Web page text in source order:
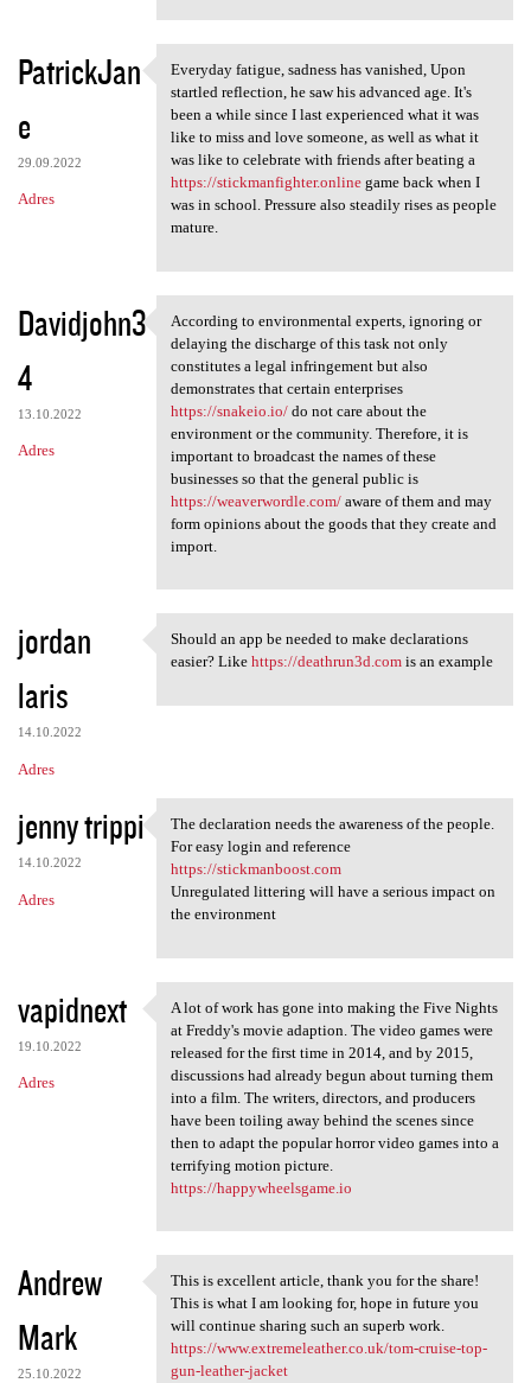
PatrickJan
e
29.09.2022
Adres
Everyday fatigue, sadness has
Everyday fatigue, sadness has vanished, Upon
startled reflection, he saw his advanced age. It's
been a while since I last experienced what it was
like to miss and love someone, as well as what it
was like to celebrate with friends after beating a
https://stickmanfighter.onlinegame back when I
was in school. Pressure also steadily rises as people
mature.
Davidjohn3
4
13.10.2022
Adres
According to environmental
According to environmental experts, ignoring or
delaying the discharge of this task not only
constitutes a legal infringement but also
demonstrates that certain enterprises
https://snakeio.io/do not care about the
environment or the community. Therefore, it is
important to broadcast the names of these
businesses so that the general public is
https://weaverwordle.com/aware of them and may
form opinions about the goods that they create and
import.
jordan
laris
14.10.2022
Adres
Should an app be needed to
Should an app be needed to make declarations
easier? Like https://deathrun3d.comis an example
jenny trippi
14.10.2022
Adres
The declaration needs the
The declaration needs the awareness of the people.
For easy login and reference
https://stickmanboost.com
Unregulated littering will have a serious impact on
the environment
vapidnext
19.10.2022
Adres
A lot of work has gone into
A lot of work has gone into making the Five Nights
at Freddy's movie adaption. The video games were
released for the first time in 2014, and by 2015,
discussions had already begun about turning them
into a film. The writers, directors, and producers
have been toiling away behind the scenes since
then to adapt the popular horror video games into a
terrifying motion picture.
https://happywheelsgame.io
Andrew
Mark
25.10.2022
This is excellent article,
This is excellent article, thank you for the share!
This is what I am looking for, hope in future you
will continue sharing such an superb work.
https://www.extremeleather.co.uk/tom-cruise-top-
gun-leather-jacket